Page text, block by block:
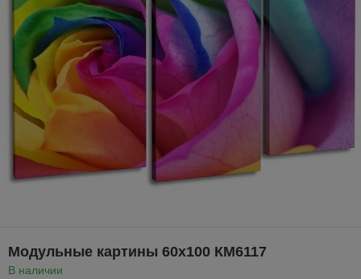
Модульные картины 60x100 КМ6117
В наличии